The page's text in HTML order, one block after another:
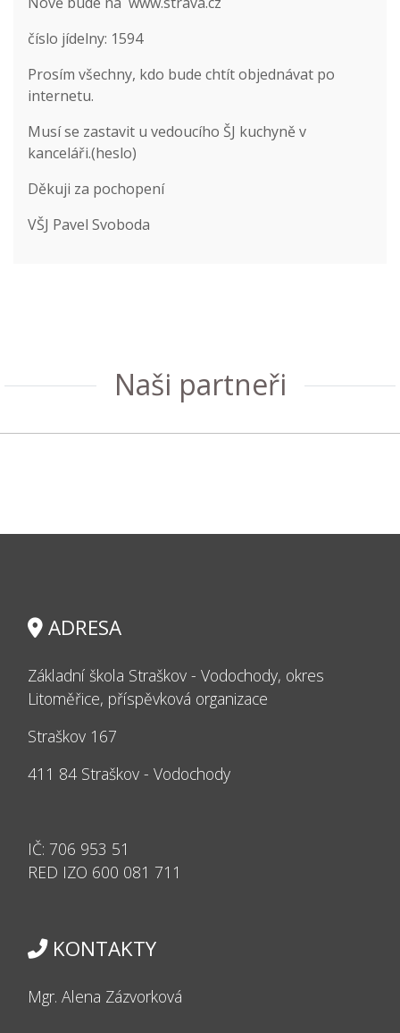
číslo jídelny: 1594
Prosím všechny, kdo bude chtít objednávat po
internetu.
Musí se zastavit u vedoucího ŠJ kuchyně v
kanceláři.(heslo)
Děkuji za pochopení
VŠJ Pavel Svoboda
Naši partneři
ADRESA
Základní škola Straškov - Vodochody, okres
Litoměřice, příspěvková organizace
Straškov 167
411 84 Straškov - Vodochody
IČ: 706 953 51
RED IZO 600 081 711
KONTAKTY
Mgr. Alena Zázvorková